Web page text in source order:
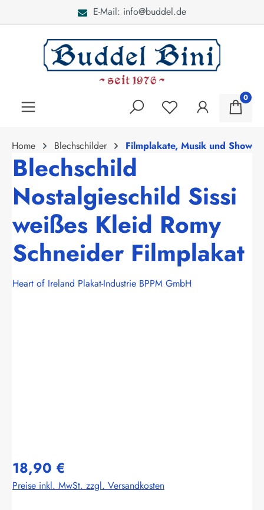
E-Mail: info@buddel.de
0
Home Blechschilder Filmplakate, Musik und Show
Blechschild
Nostalgieschild Sissi
weißes Kleid Romy
Schneider Filmplakat
Heart of Ireland Plakat-Industrie BPPM GmbH
18,90 €
Preise inkl. MwSt. zzgl. Versandkosten